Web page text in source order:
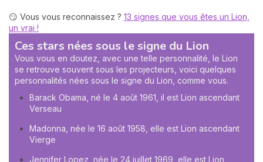
😏 Vous vous reconnaissez ? 13 signes que vous êtes un Lion,
un vrai !
Ces stars nées sous le signe du Lion
Vous vous en doutez, avec une telle personnalité, le Lion
se retrouve souvent sous les projecteurs, voici quelques
personnalités nées sous le signe du Lion, comme vous.
Barack Obama, né le 4 août 1961, il est Lion ascendant
Verseau
Madonna, née le 16 août 1958, elle est Lion ascendant
Vierge
Jennifer Lopez, née le 24 juillet 1969, elle est Lion